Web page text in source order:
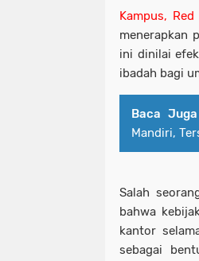
Kampus,
menerapkan
ini dinilai
ibadah bagi
Baca
Mandiri,
Salah
bahwa
kantor
sebagai